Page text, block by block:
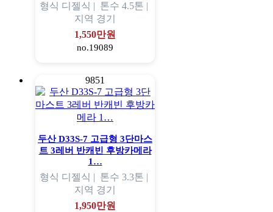
형식 디젤식 | 톤수 4.5톤 |
지역 경기
1,550만원
no.19089
9851
두산 D33S-7 고급형 3단마스
트 3레버 반캐빈 후방카메라
1…
형식 디젤식 | 톤수 3.3톤 |
지역 경기
1,950만원